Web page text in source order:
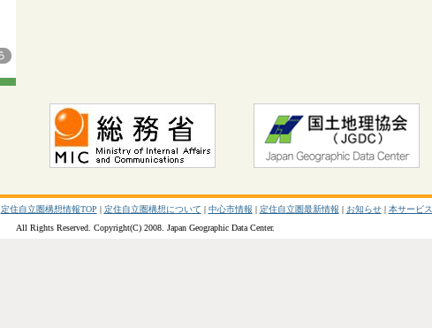
定住自立圏構想情報TOP | 定住自立圏構想について | 中心市情報 | 定住自立圏最新情報 | お知らせ| 本サービ
All Rights Reserved. Copyright(C) 2008. Japan Geographic Data Center.